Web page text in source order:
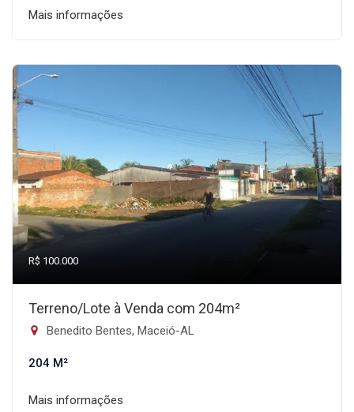
Mais informações
R$ 100.000
Terreno/Lote à Venda com 204m²
Benedito Bentes, Maceió-AL
204 M²
Mais informações